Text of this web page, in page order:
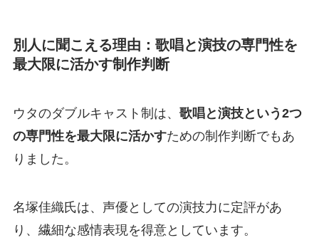
別人に聞こえる理由：歌唱と演技の専門性を
最大限に活かす制作判断
ウタのダブルキャスト制は、 歌唱と演技という2つ
の専門性を最大限に活かすための制作判断でもあ
りました。
名塚佳織氏は、声優としての演技力に定評があ
り、繊細な感情表現を得意としています。